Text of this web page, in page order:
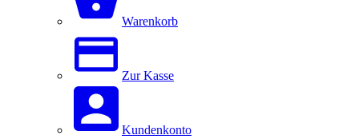
Warenkorb
Zur Kasse
Kundenkonto